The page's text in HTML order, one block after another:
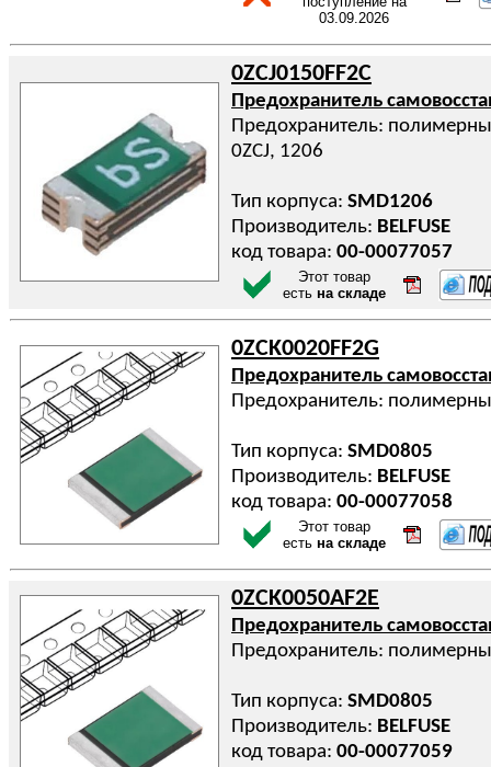
03.09.2026
0ZCJ0150FF2C
Предохранитель
Предохранитель:
0ZCJ, 1206
Тип корпуса: SMD1206
Производитель: BELFUSE
код товара: 00-00077057
Этот товар
есть на складе
0ZCK0020FF2G
Предохранитель
Предохранитель:
Тип корпуса: SMD0805
Производитель: BELFUSE
код товара: 00-00077058
Этот товар
есть на складе
0ZCK0050AF2E
Предохранитель
Предохранитель:
Тип корпуса: SMD0805
Производитель: BELFUSE
код товара: 00-00077059